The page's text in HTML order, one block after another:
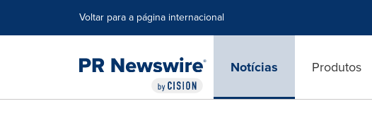
Voltar para a página internacional
Notícias Produtos